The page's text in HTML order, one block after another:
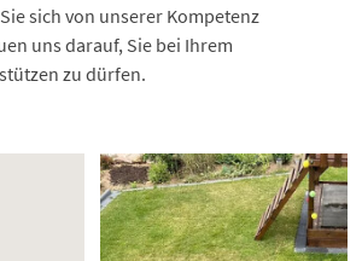
sich von unserer Kompetenz
uns darauf, Sie bei Ihrem
zu dürfen.